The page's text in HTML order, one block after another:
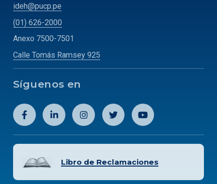
ideh@pucp.pe
(01) 626-2000
Anexo 7500-7501
Calle Tomás Ramsey 925
Síguenos en
Libro de Reclamaciones